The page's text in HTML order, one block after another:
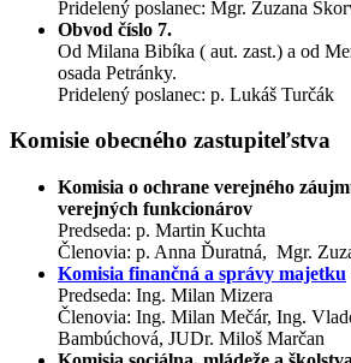
Pridelený poslanec: Mgr. Zuzana
Obvod číslo 7.
Od Milana Bibíka ( aut. zast.) a od
osada Petránky.
Pridelený poslanec: p. Lukáš Turčák
Komisie obecného zastupiteľstva
Komisia o ochrane verejného
verejných funkcionárov
Predseda: p. Martin Kuchta
Členovia: p. Anna Ďuratná, Mgr.
Komisia finančná a správy majetku
Predseda: Ing. Milan Mizera
Členovia: Ing. Milan Mečár, Ing.
Bambúchová, JUDr. Miloš Marčan